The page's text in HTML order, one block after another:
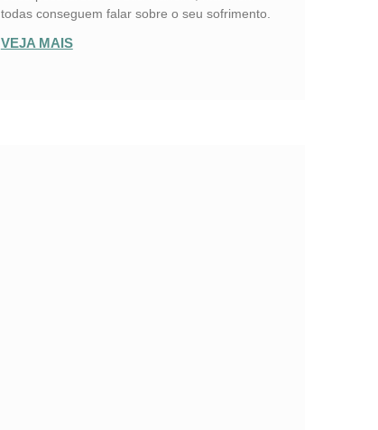
todas conseguem falar sobre o seu sofrimento.
VEJA MAIS